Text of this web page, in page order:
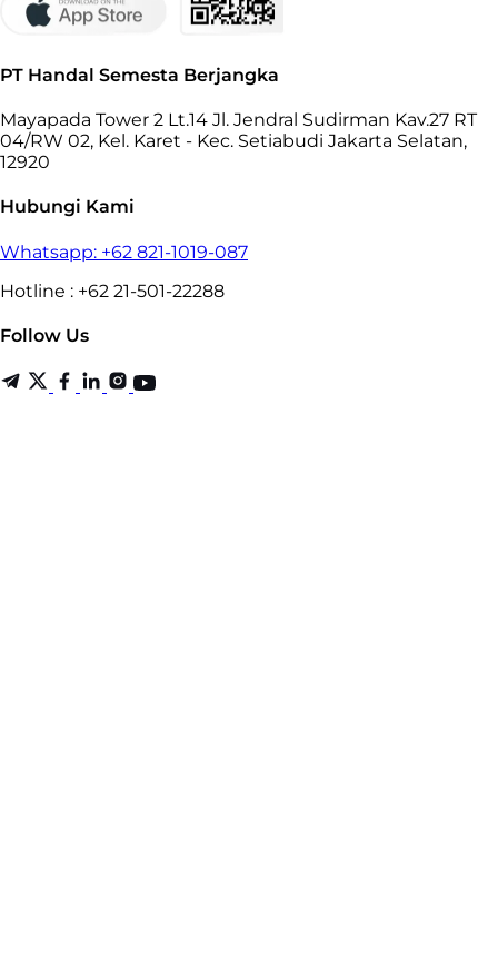
PT Handal Semesta Berjangka
Mayapada Tower 2 Lt.14 Jl. Jendral Sudirman Kav.27 RT
04/RW 02, Kel. Karet - Kec. Setiabudi Jakarta Selatan,
12920
Hubungi Kami
Whatsapp: +62 821-1019-087
Hotline : +62 21-501-22288
Follow Us